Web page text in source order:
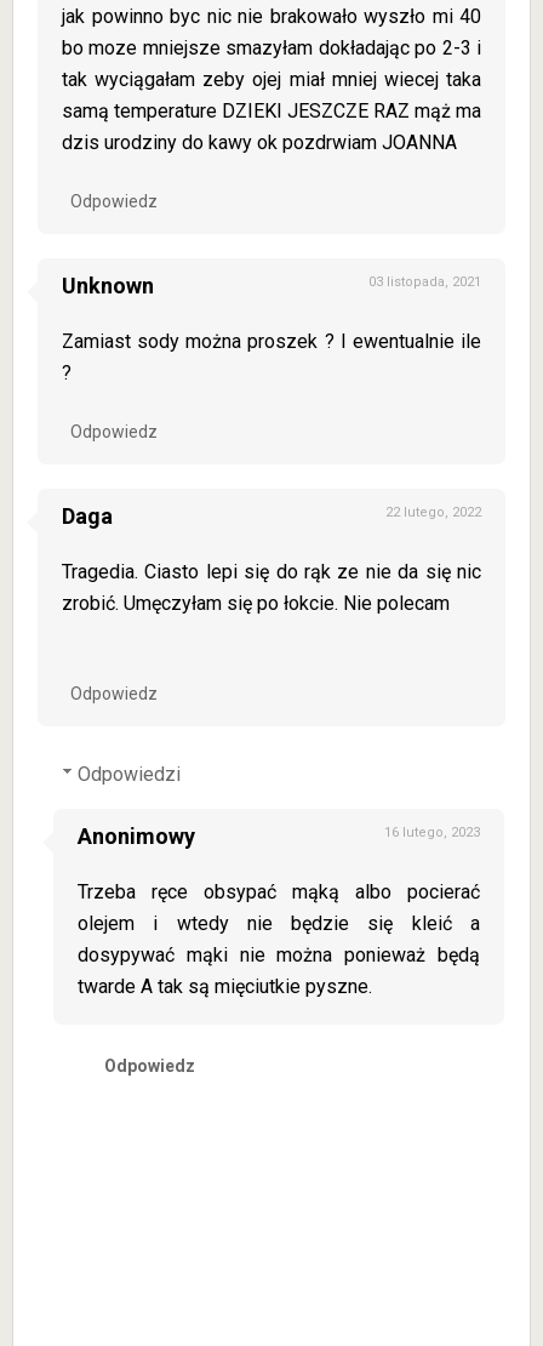
jak powinno byc nic nie brakowało wyszło mi 40
bo moze mniejsze smazyłam dokładając po 2-3 i
tak wyciągałam zeby ojej miał mniej wiecej taka
samą temperature DZIEKI JESZCZE RAZ mąż ma
dzis urodziny do kawy ok pozdrwiam JOANNA
Odpowiedz
Unknown 03 listopada, 2021
Zamiast sody można proszek ? I ewentualnie ile
?
Odpowiedz
Daga 22 lutego, 2022
Tragedia. Ciasto lepi się do rąk ze nie da się nic
zrobić. Umęczyłam się po łokcie. Nie polecam
Odpowiedz
Odpowiedzi
Anonimowy 16 lutego, 2023
Trzeba ręce obsypać mąką albo pocierać
olejem i wtedy nie będzie się kleić a
dosypywać mąki nie można ponieważ będą
twarde A tak są mięciutkie pyszne.
Odpowiedz